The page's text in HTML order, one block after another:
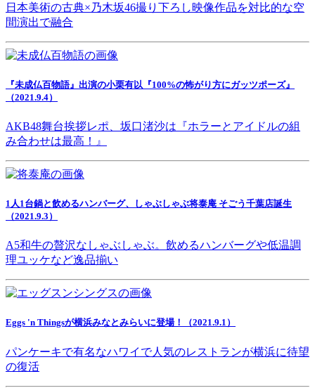
日本美術の古典×乃木坂46撮り下ろし映像作品を対比的な空
間演出で融合
『未成仏百物語』出演の小栗有以『100%の怖がり方にガッツポーズ』
（2021.9.4）
AKB48舞台挨拶レポ、坂口渚沙は『ホラーとアイドルの組
み合わせは最高！』
1人1台鍋と飲めるハンバーグ、しゃぶしゃぶ将泰庵 そごう千葉店誕生
（2021.9.3）
A5和牛の贅沢なしゃぶしゃぶ。飲めるハンバーグや低温調
理ユッケなど逸品揃い
Eggs 'n Thingsが横浜みなとみらいに登場！（2021.9.1）
パンケーキで有名なハワイで人気のレストランが横浜に待望
の復活